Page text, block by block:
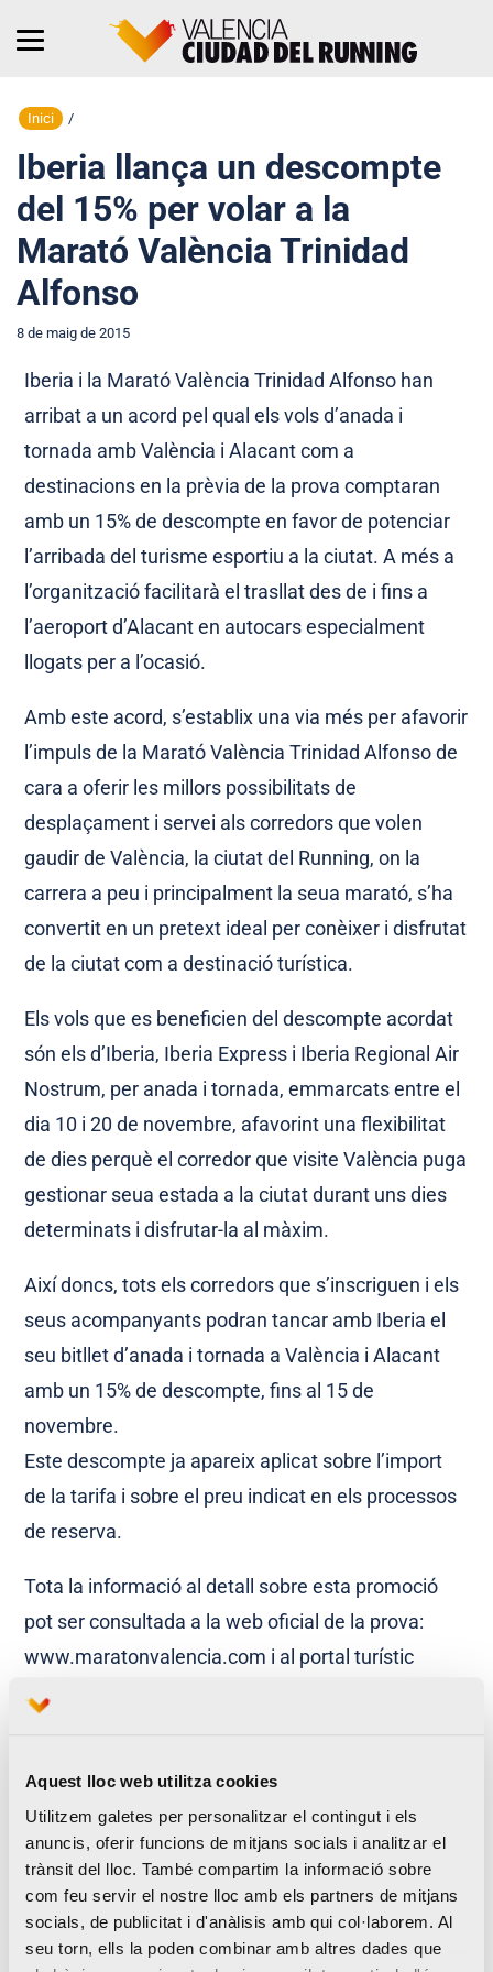
Aquest lloc web utilitza cookies
Utilitzem galetes per personalitzar el contingut i els
anuncis, oferir funcions de mitjans socials i analitzar el
trànsit del lloc. També compartim la informació sobre
com feu servir el nostre lloc amb els partners de mitjans
socials, de publicitat i d'anàlisis amb qui col·laborem. Al
seu torn, ells la poden combinar amb altres dades que
Inici /
Iberia llança un descompte
del 15% per volar a la
Marató València Trinidad
Alfonso
8 de maig de 2015
Iberia i la Marató València Trinidad Alfonso han
arribat a un acord pel qual els vols d’anada i
tornada amb València i Alacant com a
destinacions en la prèvia de la prova comptaran
amb un 15% de descompte en favor de potenciar
l’arribada del turisme esportiu a la ciutat. A més a
l’organització facilitarà el trasllat des de i fins a
l’aeroport d’Alacant en autocars especialment
llogats per a l’ocasió.
Amb este acord, s’establix una via més per afavorir
l’impuls de la Marató València Trinidad Alfonso de
cara a oferir les millors possibilitats de
desplaçament i servei als corredors que volen
gaudir de València, la ciutat del Running, on la
carrera a peu i principalment la seua marató, s’ha
convertit en un pretext ideal per conèixer i disfrutat
de la ciutat com a destinació turística.
Els vols que es beneficien del descompte acordat
són els d’Iberia, Iberia Express i Iberia Regional Air
Nostrum, per anada i tornada, emmarcats entre el
dia 10 i 20 de novembre, afavorint una flexibilitat
de dies perquè el corredor que visite València puga
gestionar seua estada a la ciutat durant uns dies
determinats i disfrutar-la al màxim.
Així doncs, tots els corredors que s’inscriguen i els
seus acompanyants podran tancar amb Iberia el
seu bitllet d’anada i tornada a València i Alacant
amb un 15% de descompte, fins al 15 de
novembre.
Este descompte ja apareix aplicat sobre l’import
de la tarifa i sobre el preu indicat en els processos
de reserva.
Tota la informació al detall sobre esta promoció
pot ser consultada a la web oficial de la prova:
www.maratonvalencia.com i al portal turístic
www.welcometovalencia.com, a la secció
Disfruta d’un 15% de descompte en el teu bitllet